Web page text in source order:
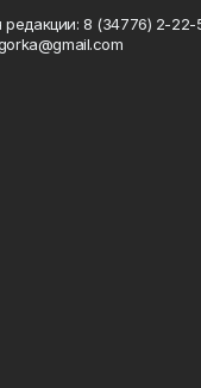
редакции: 8 (34776) 2-22-